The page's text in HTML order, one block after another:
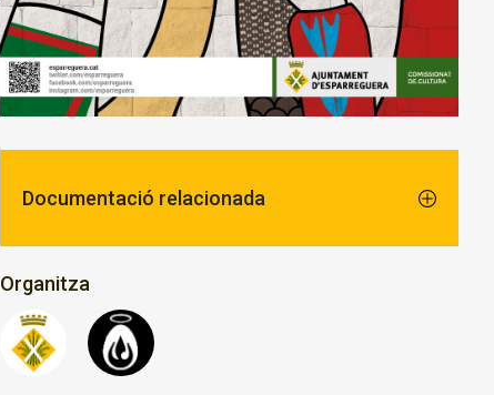
Documentació relacionada
Organitza